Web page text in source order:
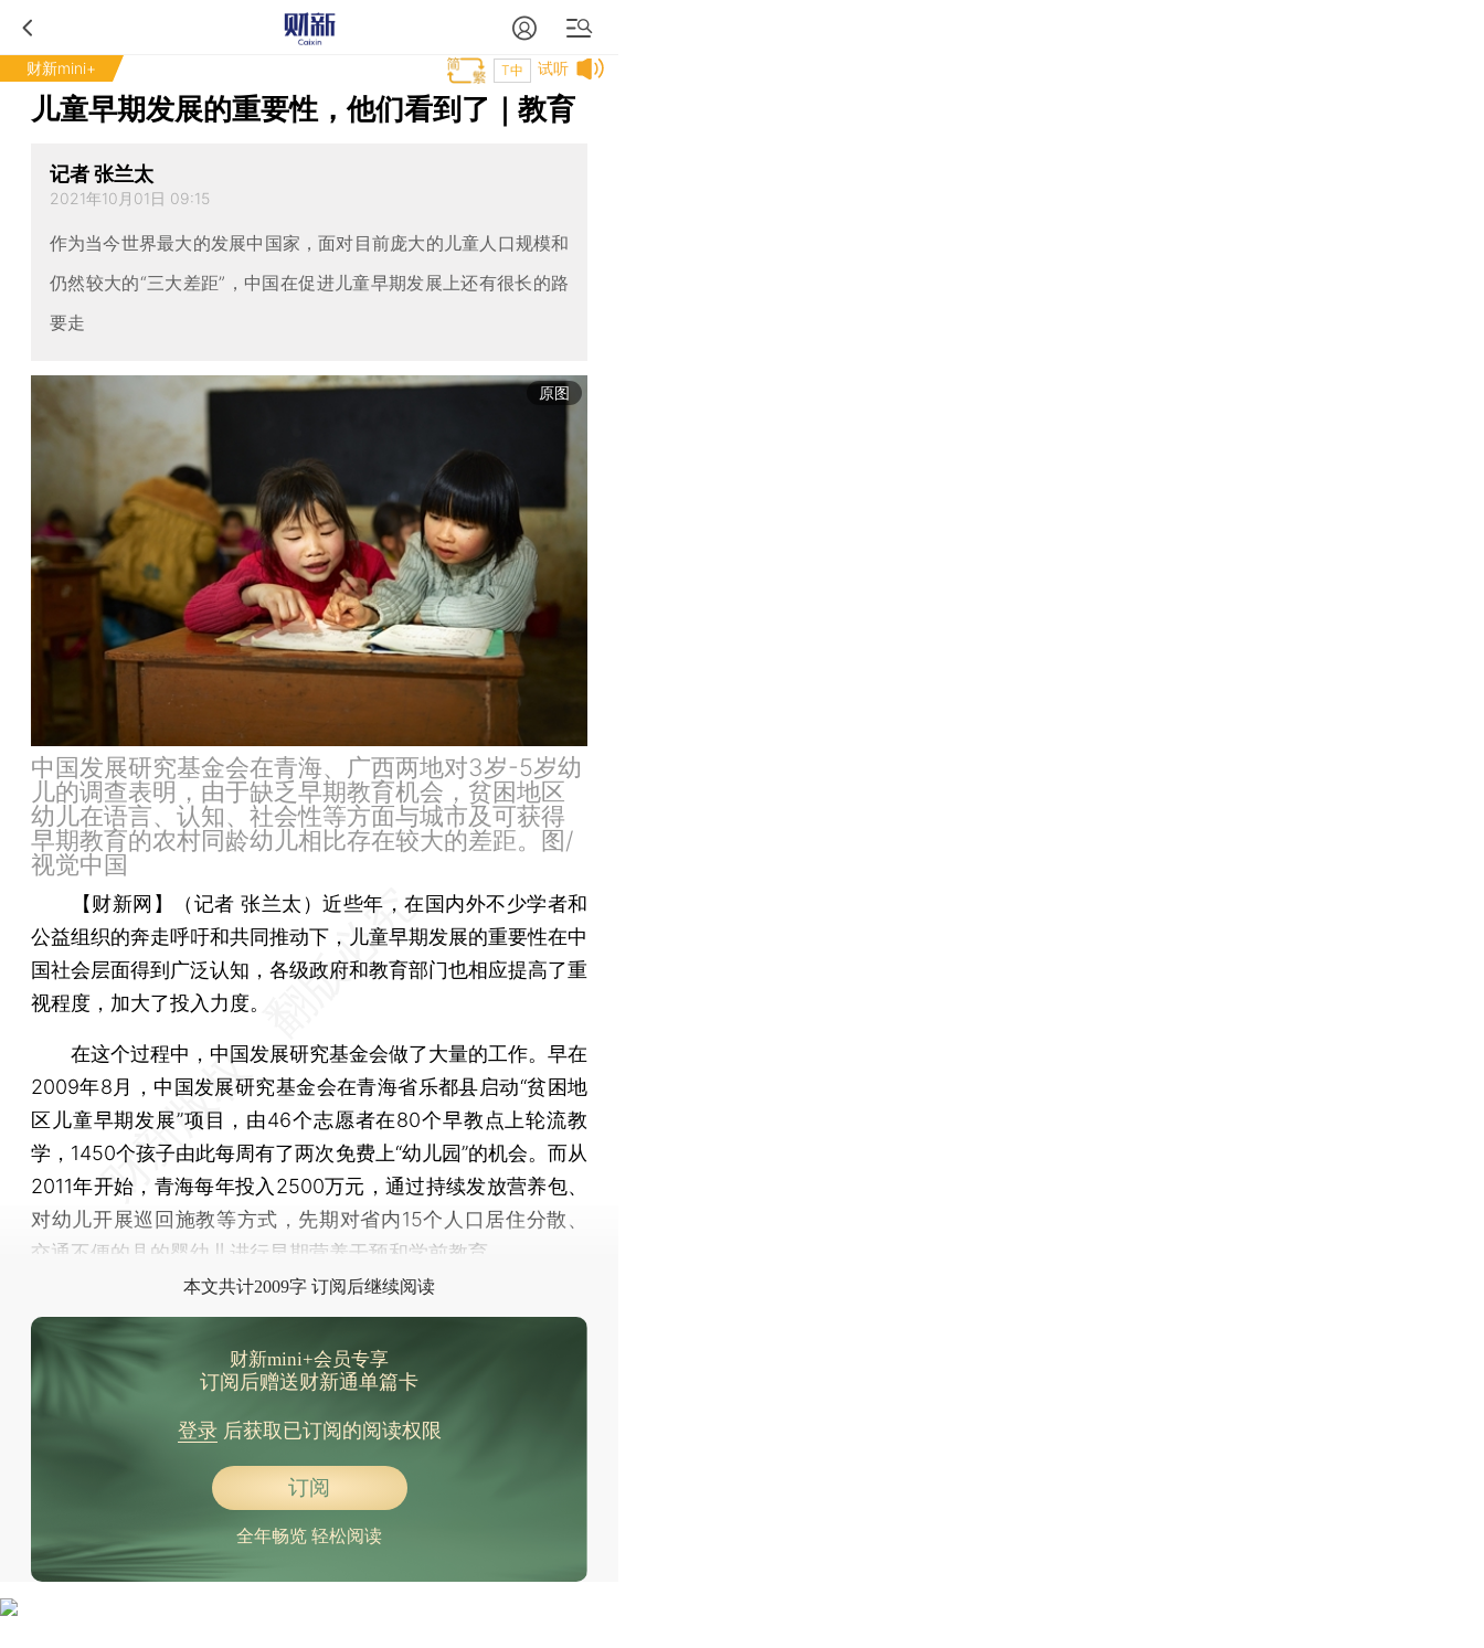
财新mini+ 试听
T中
儿童早期发展的重要性，他们看到了｜教育
记者 张兰太
2021年10月01日 09:15
作为当今世界最大的发展中国家，面对目前庞大的儿童人口规模和
仍然较大的“三大差距”，中国在促进儿童早期发展上还有很长的路
要走
原图
中国发展研究基金会在青海、广西两地对3岁-5岁幼
儿的调查表明，由于缺乏早期教育机会，贫困地区
幼儿在语言、认知、社会性等方面与城市及可获得
早期教育的农村同龄幼儿相比存在较大的差距。图/
视觉中国
【财新网】（记者 张兰太）近些年，在国内外不少学者和
公益组织的奔走呼吁和共同推动下，儿童早期发展的重要性在中
国社会层面得到广泛认知，各级政府和教育部门也相应提高了重
视程度，加大了投入力度。
在这个过程中，中国发展研究基金会做了大量的工作。早在
2009年8月，中国发展研究基金会在青海省乐都县启动“贫困地
区儿童早期发展”项目，由46个志愿者在80个早教点上轮流教
学，1450个孩子由此每周有了两次免费上“幼儿园”的机会。而从
2011年开始，青海每年投入2500万元，通过持续发放营养包、
对幼儿开展巡回施教等方式，先期对省内15个人口居住分散、
交通不便的县的婴幼儿进行早期营养干预和学前教育。
本文共计2009字 订阅后继续阅读
财新mini+会员专享
订阅后赠送财新通单篇卡
登录后获取已订阅的阅读权限
订阅
全年畅览 轻松阅读